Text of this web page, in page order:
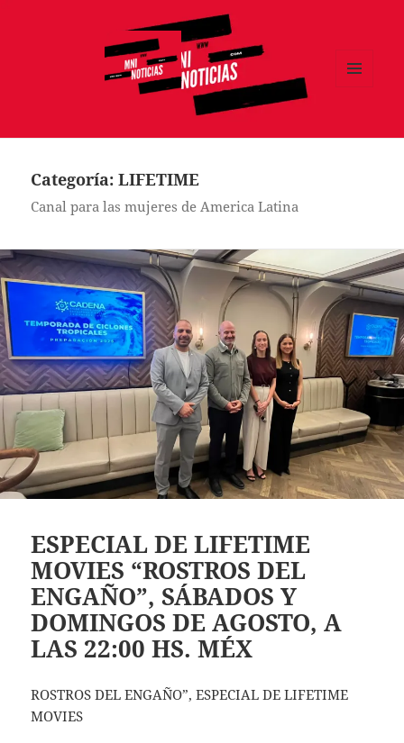
Categoría:LIFETIME
Canal para las mujeres de America Latina
ESPECIAL DE LIFETIME
MOVIES “ROSTROS DEL
ENGAÑO”, SÁBADOS Y
DOMINGOS DE AGOSTO, A
LAS 22:00 HS. MÉX
ROSTROS DEL ENGAÑO”, ESPECIAL DE LIFETIME
MOVIES